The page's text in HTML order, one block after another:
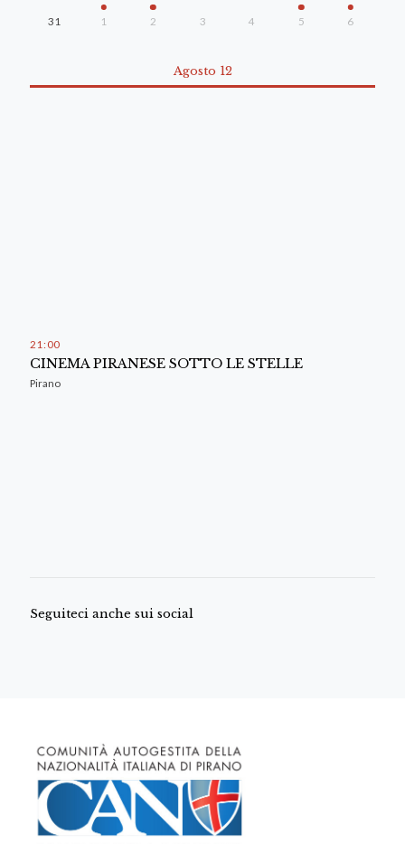
31 1 2 3 4 5 6
Agosto 12
21 : 00
CINEMA PIRANESE SOTTO LE STELLE
Pirano
Seguiteci anche sui social